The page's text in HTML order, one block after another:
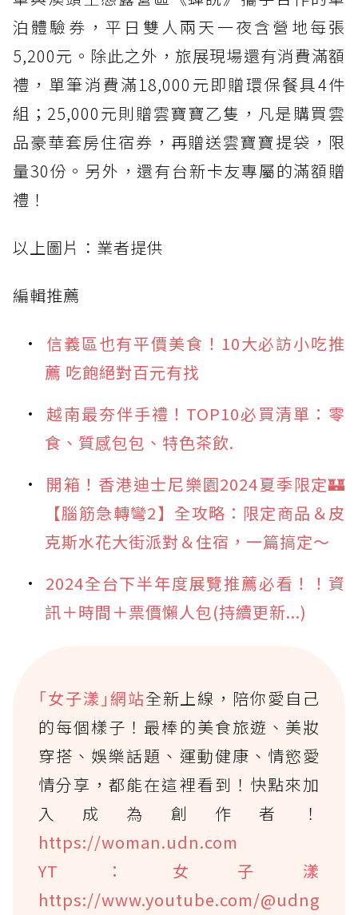
泊體驗券，平日雙人兩天一夜含營地每張
5,200元。除此之外，旅展現場還有消費滿額
禮，單筆消費滿18,000元即贈環保餐具4件
組；25,000元則贈雲寶寶乙隻，凡是購買雲
品豪華套房住宿券，再贈送雲寶寶提袋，限
量30份。另外，還有台新卡友專屬的滿額贈
禮！
以上圖片：業者提供
編輯推薦
信義區也有平價美食！10大必訪小吃推
薦 吃飽絕對百元有找
越南最夯伴手禮！TOP10必買清單：零
食、質感包包、特色茶飲.
開箱！香港迪士尼樂園2024夏季限定🏰
【腦筋急轉彎2】全攻略：限定商品＆皮
克斯水花大街派對＆住宿，一篇搞定～
2024全台下半年度展覽推薦必看！！資
訊＋時間＋票價懶人包(持續更新...)
｢女子漾｣網站全新上線，陪你愛自己
的每個樣子！最棒的美食旅遊、美妝
穿搭、娛樂話題、運動健康、情慾愛
情分享，都能在這裡看到！快點來加
入成為創作者！
https://woman.udn.com
YT：女子漾
https://www.youtube.com/@udng